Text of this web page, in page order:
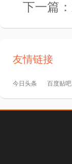
下一篇：
友情链接
今日头条 百度贴吧